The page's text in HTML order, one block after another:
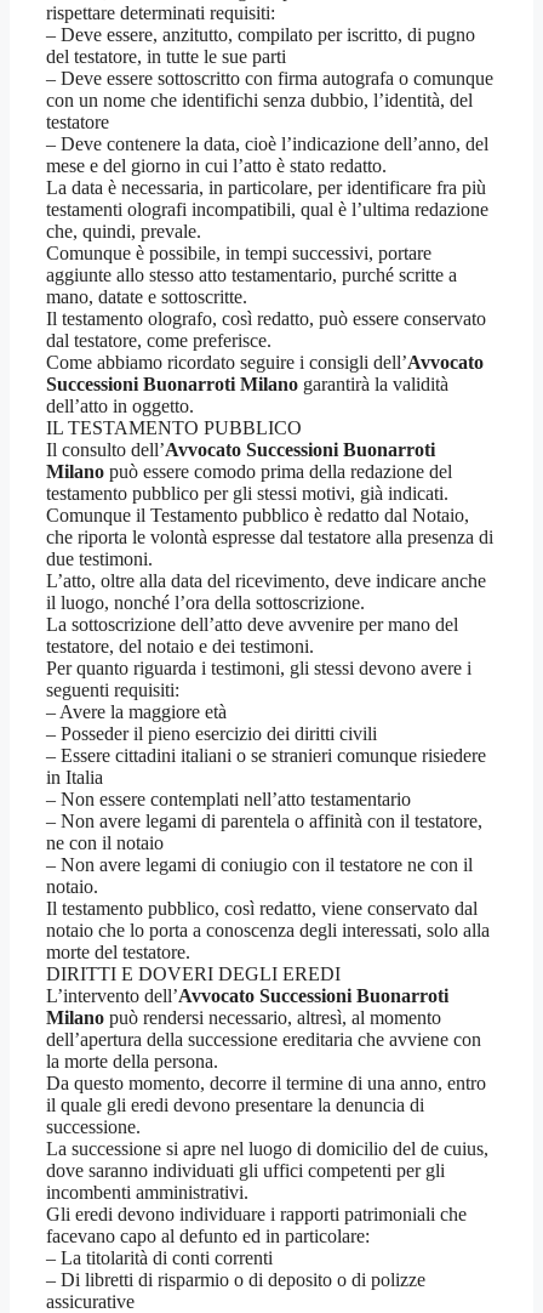
rispettare determinati requisiti:
– Deve essere, anzitutto, compilato per iscritto, di pugno
del testatore, in tutte le sue parti
– Deve essere sottoscritto con firma autografa o comunque
con un nome che identifichi senza dubbio, l’identità, del
testatore
– Deve contenere la data, cioè l’indicazione dell’anno, del
mese e del giorno in cui l’atto è stato redatto.
La data è necessaria, in particolare, per identificare fra più
testamenti olografi incompatibili, qual è l’ultima redazione
che, quindi, prevale.
Comunque è possibile, in tempi successivi, portare
aggiunte allo stesso atto testamentario, purché scritte a
mano, datate e sottoscritte.
Il testamento olografo, così redatto, può essere conservato
dal testatore, come preferisce.
Come abbiamo ricordato seguire i consigli dell’Avvocato
Successioni Buonarroti Milano garantirà la validità
dell’atto in oggetto.
IL TESTAMENTO PUBBLICO
Il consulto dell’Avvocato Successioni Buonarroti
Milano può essere comodo prima della redazione del
testamento pubblico per gli stessi motivi, già indicati.
Comunque il Testamento pubblico è redatto dal Notaio,
che riporta le volontà espresse dal testatore alla presenza di
due testimoni.
L’atto, oltre alla data del ricevimento, deve indicare anche
il luogo, nonché l’ora della sottoscrizione.
La sottoscrizione dell’atto deve avvenire per mano del
testatore, del notaio e dei testimoni.
Per quanto riguarda i testimoni, gli stessi devono avere i
seguenti requisiti:
– Avere la maggiore età
– Posseder il pieno esercizio dei diritti civili
– Essere cittadini italiani o se stranieri comunque risiedere
in Italia
– Non essere contemplati nell’atto testamentario
– Non avere legami di parentela o affinità con il testatore,
ne con il notaio
– Non avere legami di coniugio con il testatore ne con il
notaio.
Il testamento pubblico, così redatto, viene conservato dal
notaio che lo porta a conoscenza degli interessati, solo alla
morte del testatore.
DIRITTI E DOVERI DEGLI EREDI
L’intervento dell’Avvocato Successioni Buonarroti
Milano può rendersi necessario, altresì, al momento
dell’apertura della successione ereditaria che avviene con
la morte della persona.
Da questo momento, decorre il termine di una anno, entro
il quale gli eredi devono presentare la denuncia di
successione.
La successione si apre nel luogo di domicilio del de cuius,
dove saranno individuati gli uffici competenti per gli
incombenti amministrativi.
Gli eredi devono individuare i rapporti patrimoniali che
facevano capo al defunto ed in particolare:
– La titolarità di conti correnti
– Di libretti di risparmio o di deposito o di polizze
assicurative